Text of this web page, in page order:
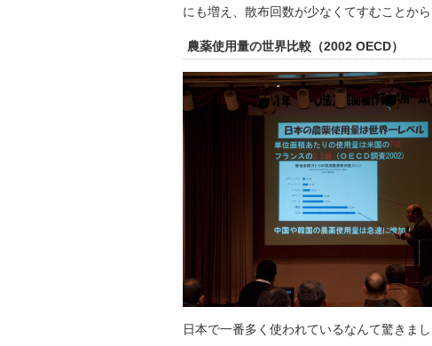
にも増え、散布回数が少なくてすむことか
農薬使用量の世界比較（2002 OECD）
日本で一番多く使われているなんて驚きま